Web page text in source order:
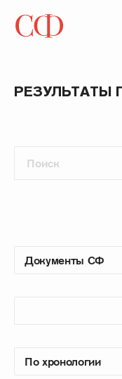
РЕЗУЛЬТАТЫ